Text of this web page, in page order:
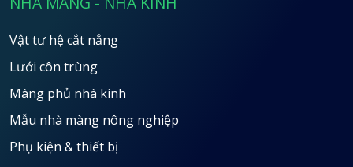
Vật tư hệ cắt nắng
Lưới côn trùng
Màng phủ nhà kính
Mẫu nhà màng nông nghiệp
Phụ kiện & thiết bị